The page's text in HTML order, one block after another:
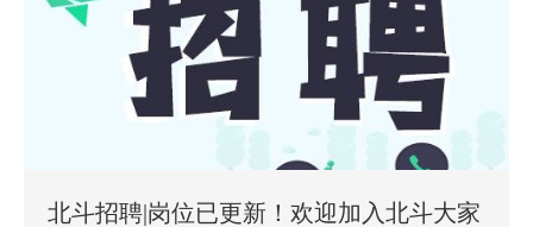
北斗招聘|岗位已更新！欢迎加入北斗大家